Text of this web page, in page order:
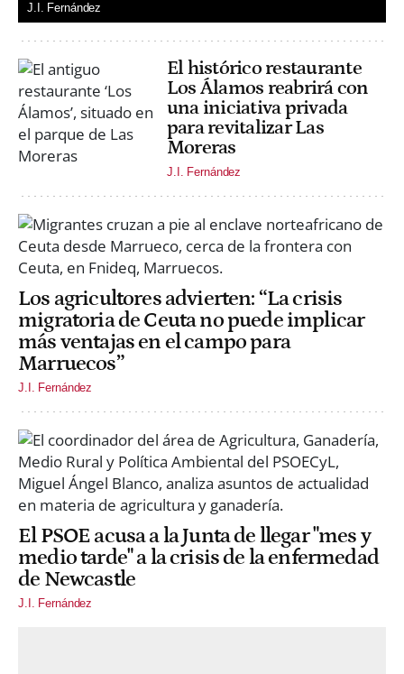
J.I. Fernández
El histórico restaurante
Los Álamos reabrirá con
una iniciativa privada
para revitalizar Las
Moreras
J.I. Fernández
Los agricultores advierten: “La crisis
migratoria de Ceuta no puede implicar
más ventajas en el campo para
Marruecos”
J.I. Fernández
El PSOE acusa a la Junta de llegar "mes y
medio tarde" a la crisis de la enfermedad
de Newcastle
J.I. Fernández